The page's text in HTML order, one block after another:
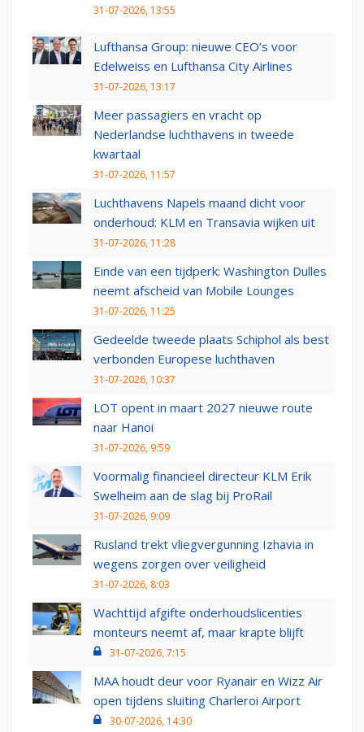
31-07-2026, 13:55
Lufthansa Group: nieuwe CEO’s voor
Edelweiss en Lufthansa City Airlines
31-07-2026, 13:17
Meer passagiers en vracht op
Nederlandse luchthavens in tweede
kwartaal
31-07-2026, 11:57
Luchthavens Napels maand dicht voor
onderhoud: KLM en Transavia wijken uit
31-07-2026, 11:28
Einde van een tijdperk: Washington Dulles
neemt afscheid van Mobile Lounges
31-07-2026, 11:25
Gedeelde tweede plaats Schiphol als best
verbonden Europese luchthaven
31-07-2026, 10:37
LOT opent in maart 2027 nieuwe route
naar Hanoi
31-07-2026, 9:59
Voormalig financieel directeur KLM Erik
Swelheim aan de slag bij ProRail
31-07-2026, 9:09
Rusland trekt vliegvergunning Izhavia in
wegens zorgen over veiligheid
31-07-2026, 8:03
Wachttijd afgifte onderhoudslicenties
monteurs neemt af, maar krapte blijft
31-07-2026, 7:15
MAA houdt deur voor Ryanair en Wizz Air
open tijdens sluiting Charleroi Airport
30-07-2026, 14:30